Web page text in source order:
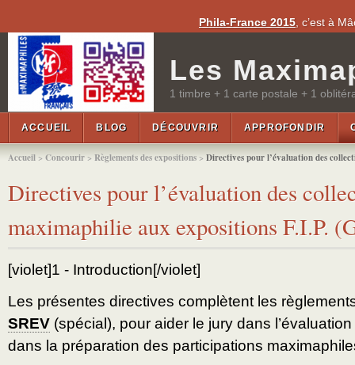
Phila-France 2015 , c’est à
Les
1 timbre + 1 carte postale + 1
ACCUEIL BLOG DÉCOUVRIR APPROFONDIR
Accueil > Concourir > Règlements des expositions > Directives pour l’évaluation des
Directives pour l’évaluation des
maximaphilie aux expositions F.I.P.
[violet]1 - Introduction[/violet]
Les présentes directives complètent les
SREV (spécial), pour aider le jury dans
dans la préparation des participations